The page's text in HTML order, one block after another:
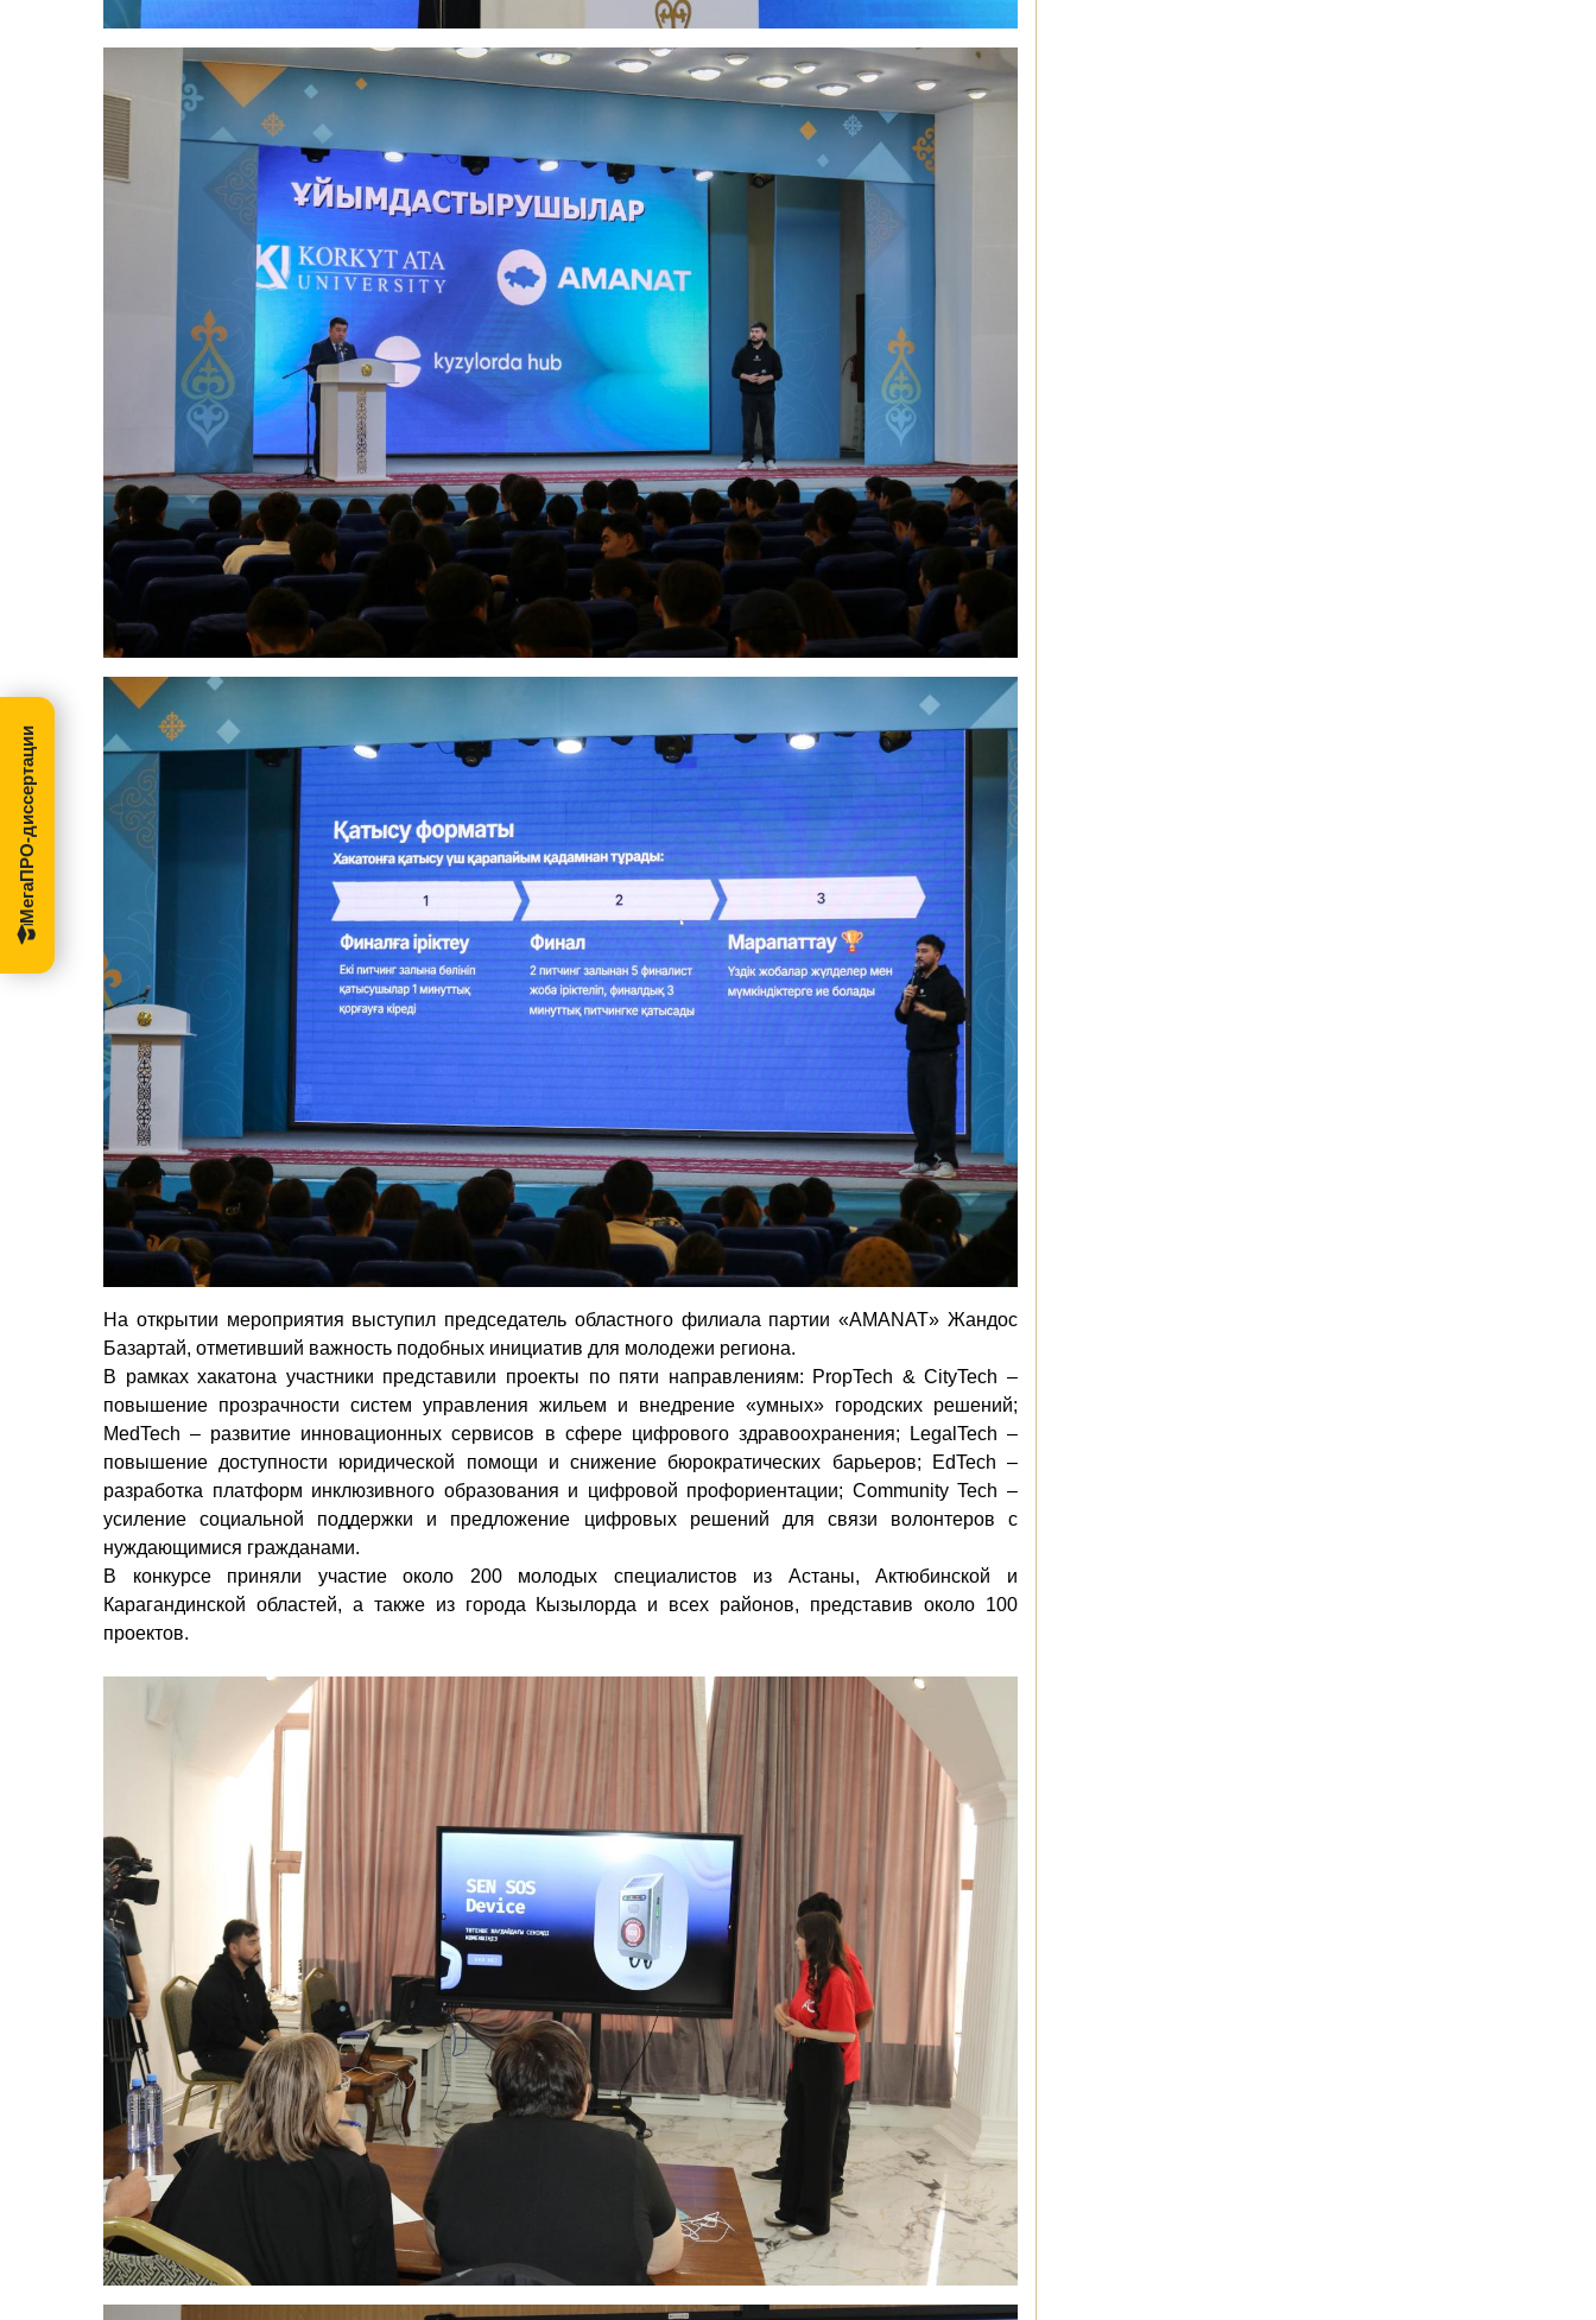
На открытии мероприятия выступил председатель областного филиала партии «AMANAT» Жандос
Базартай, отметивший важность подобных инициатив для молодежи региона.
В рамках хакатона участники представили проекты по пяти направлениям: PropTech & CityTech –
повышение прозрачности систем управления жильем и внедрение «умных» городских решений;
MedTech – развитие инновационных сервисов в сфере цифрового здравоохранения; LegalTech –
повышение доступности юридической помощи и снижение бюрократических барьеров; EdTech –
разработка платформ инклюзивного образования и цифровой профориентации; Community Tech –
усиление социальной поддержки и предложение цифровых решений для связи волонтеров с
нуждающимися гражданами.
В конкурсе приняли участие около 200 молодых специалистов из Астаны, Актюбинской и
Карагандинской областей, а также из города Кызылорда и всех районов, представив около 100
проектов.
МегаПРО-диссертации